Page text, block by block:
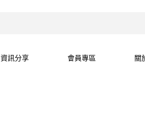
資訊分享 會員專區 關